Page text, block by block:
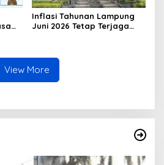
Inflasi Tahunan Lampung
Juni 2026 Tetap Terjaga
View More